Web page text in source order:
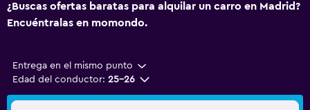
¿Buscas ofertas baratas para alquilar un carro en Madrid?
Encuéntralas en momondo.
Entrega en el mismo punto
Edad del conductor: 25-26